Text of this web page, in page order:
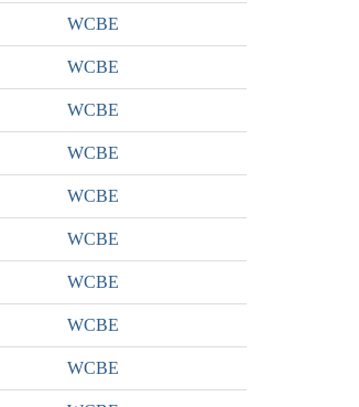
WCBE
WCBE
WCBE
WCBE
WCBE
WCBE
WCBE
WCBE
WCBE